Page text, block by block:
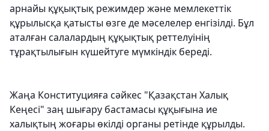
арнайы құқықтық режимдер және мемлекеттік
құрылысқа қатысты өзге де мәселелер енгізілді. Бұл
аталған салалардың құқықтық реттелуінің
тұрақтылығын күшейтуге мүмкіндік береді.
Жаңа Конституцияға сәйкес "Қазақстан Халық
Кеңесі" заң шығару бастамасы құқығына ие
халықтың жоғары өкілді органы ретінде құрылды.